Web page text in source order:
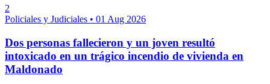
2
Policiales y Judiciales • 01 Aug 2026
Dos personas fallecieron y un joven resultó
intoxicado en un trágico incendio de vivienda en
Maldonado